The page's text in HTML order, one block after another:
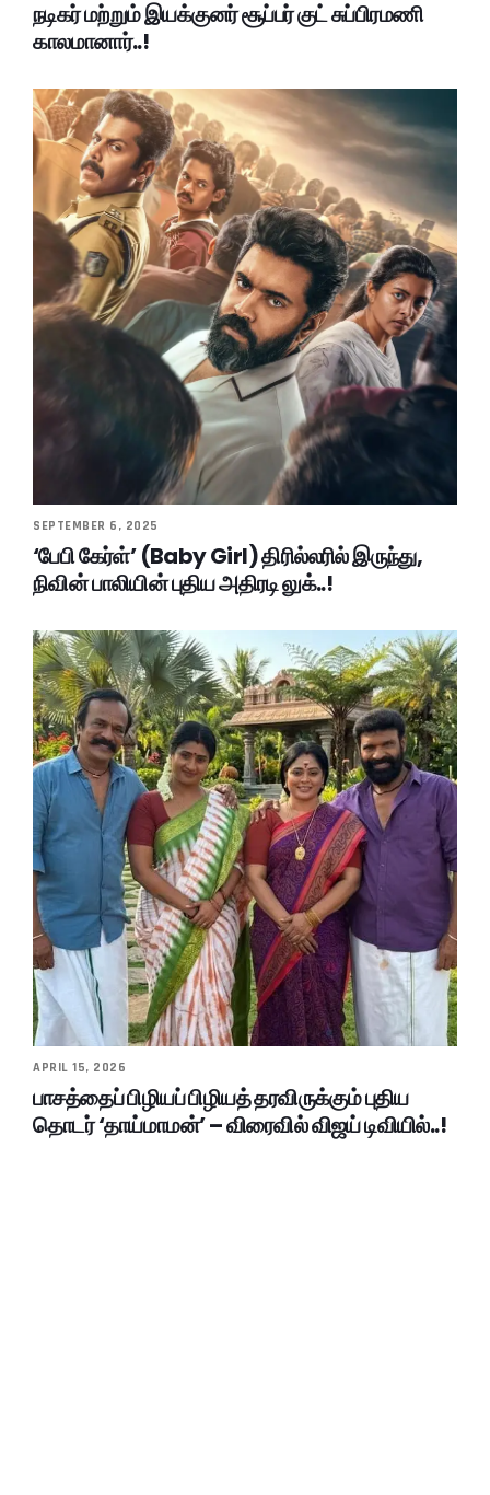
நடிகர் மற்றும் இயக்குனர் சூப்பர் குட் சுப்பிரமணி
காலமானார்..!
SEPTEMBER 6, 2025
‘பேபி கேர்ள்’ (Baby Girl) திரில்லரில் இருந்து,
நிவின் பாலியின் புதிய அதிரடி லுக்..!
APRIL 15, 2026
பாசத்தைப் பிழியப் பிழியத் தரவிருக்கும் புதிய
தொடர் ‘தாய்மாமன்’ – விரைவில் விஜய் டிவியில்..!